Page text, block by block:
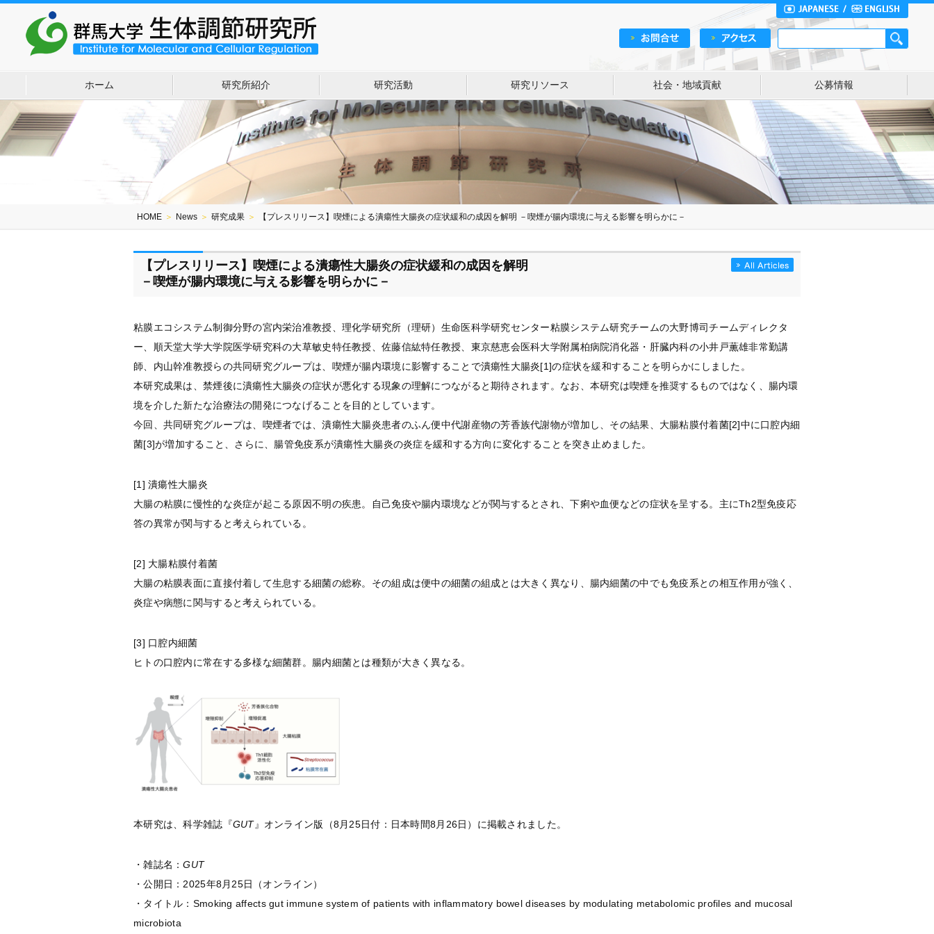
ホーム 研究所紹介 研究活動 研究リソース 社会・地域貢献 公募情報
HOME ＞ News ＞ 研究成果 ＞ 【プレスリリース】喫煙による潰瘍性大腸炎の症状緩和の成因を解明 －喫煙が腸内環境に与える影響を明らかに－
【プレスリリース】喫煙による潰瘍性大腸炎の症状緩和の成因を解明
－喫煙が腸内環境に与える影響を明らかに－
粘膜エコシステム制御分野の宮内栄治准教授、理化学研究所（理研）生命医科学研究センター粘膜システム研究チームの大野博司チームディレクタ
ー、順天堂大学大学院医学研究科の大草敏史特任教授、佐藤信紘特任教授、東京慈恵会医科大学附属柏病院消化器・肝臓内科の小井戸薫雄非常勤講
師、内山幹准教授らの共同研究グループは、喫煙が腸内環境に影響することで潰瘍性大腸炎[1]の症状を緩和することを明らかにしました。
本研究成果は、禁煙後に潰瘍性大腸炎の症状が悪化する現象の理解につながると期待されます。なお、本研究は喫煙を推奨するものではなく、腸内環
境を介した新たな治療法の開発につなげることを目的としています。
今回、共同研究グループは、喫煙者では、潰瘍性大腸炎患者のふん便中代謝産物の芳香族代謝物が増加し、その結果、大腸粘膜付着菌[2]中に口腔内細
菌[3]が増加すること、さらに、腸管免疫系が潰瘍性大腸炎の炎症を緩和する方向に変化することを突き止めました。
[1] 潰瘍性大腸炎
大腸の粘膜に慢性的な炎症が起こる原因不明の疾患。自己免疫や腸内環境などが関与するとされ、下痢や血便などの症状を呈する。主にTh2型免疫応
答の異常が関与すると考えられている。
[2] 大腸粘膜付着菌
大腸の粘膜表面に直接付着して生息する細菌の総称。その組成は便中の細菌の組成とは大きく異なり、腸内細菌の中でも免疫系との相互作用が強く、
炎症や病態に関与すると考えられている。
[3] 口腔内細菌
ヒトの口腔内に常在する多様な細菌群。腸内細菌とは種類が大きく異なる。
本研究は、科学雑誌『GUT』オンライン版（8月25日付：日本時間8月26日）に掲載されました。
・雑誌名：GUT
・公開日：2025年8月25日（オンライン）
・タイトル：Smoking affects gut immune system of patients with inflammatory bowel diseases by modulating metabolomic profiles and mucosal
microbiota